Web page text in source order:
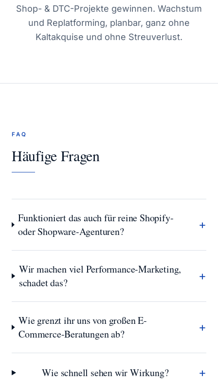
Shop- & DTC-Projekte gewinnen. Wachstum
und Replatforming, planbar, ganz ohne
Kaltakquise und ohne Streuverlust.
FAQ
Häufige Fragen
Funktioniert das auch für reine Shopify-
oder Shopware-Agenturen?
+
Wir machen viel Performance-Marketing,
schadet das?
+
Wie grenzt ihr uns von großen E-
Commerce-Beratungen ab?
+
Wie schnell sehen wir Wirkung? +